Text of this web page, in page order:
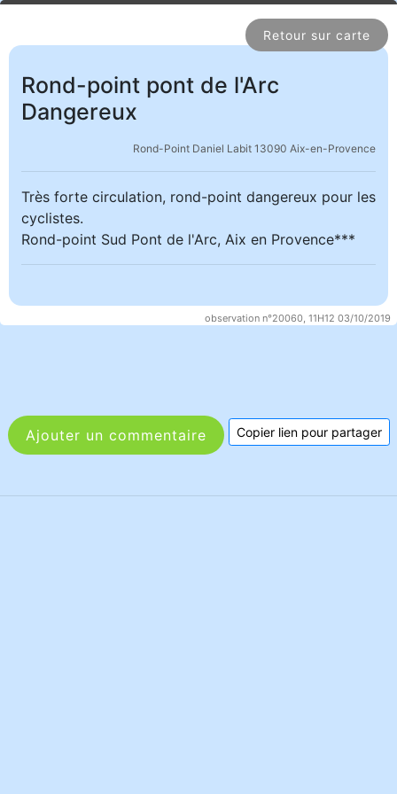
Retour sur carte
observation n°20060, 11H12 03/10/2019
Rond-point pont de l'Arc
Dangereux
Rond-Point Daniel Labit 13090 Aix-en-Provence
Très forte circulation, rond-point dangereux pour les
cyclistes.
Rond-point Sud Pont de l'Arc, Aix en Provence***
Ajouter un commentaire Copier lien pour partager